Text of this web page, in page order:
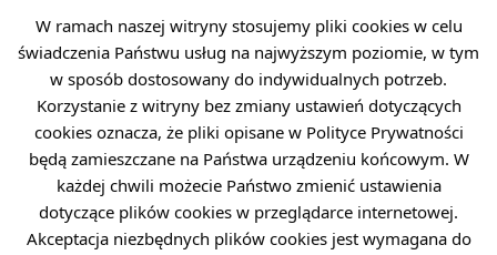
W ramach naszej witryny stosujemy pliki cookies w celu
świadczenia Państwu usług na najwyższym poziomie, w tym
w sposób dostosowany do indywidualnych potrzeb.
Korzystanie z witryny bez zmiany ustawień dotyczących
cookies oznacza, że pliki opisane w Polityce Prywatności
będą zamieszczane na Państwa urządzeniu końcowym. W
każdej chwili możecie Państwo zmienić ustawienia
dotyczące plików cookies w przeglądarce internetowej.
Akceptacja niezbędnych plików cookies jest wymagana do
14 STY 2026 3 MIN
Rok 2025 w Łukasiewicz – Instytucie